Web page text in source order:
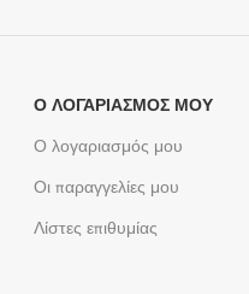
Ο ΛΟΓΑΡΙΑΣΜΌΣ ΜΟΥ
Ο λογαριασμός μου
Οι παραγγελίες μου
Λίστες επιθυμίας